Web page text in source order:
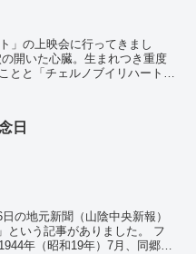
」の上映会に行ってきまし
開いた心臓。生まれつき重度
とと「チェルノブイリハート公
日
の地元新聞（山陰中央新報）
という記事がありました。 フ
年（昭和19年）7月、同郷の